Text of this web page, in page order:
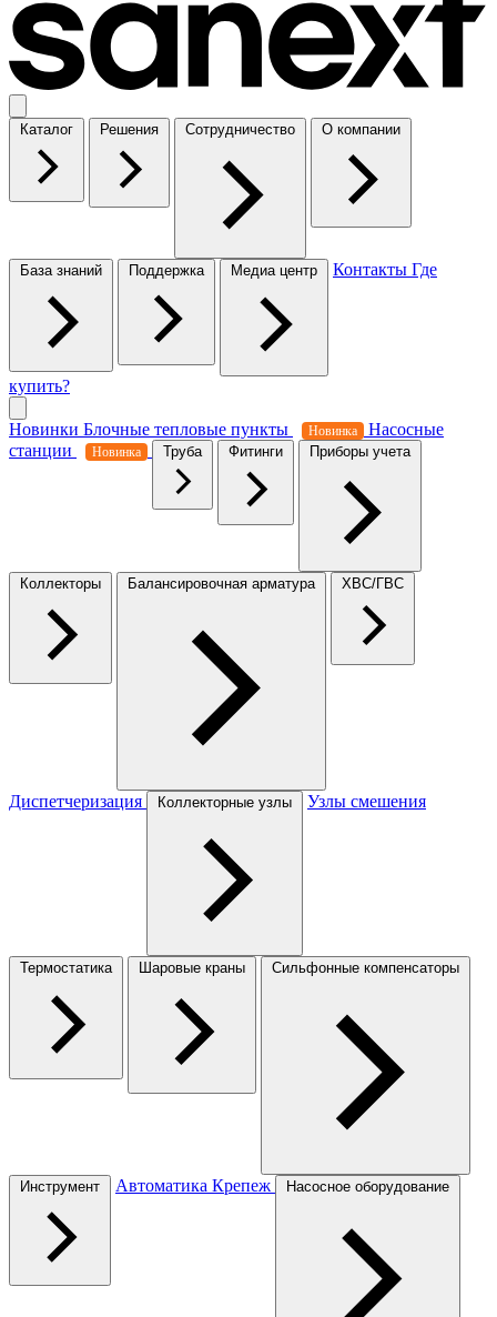
Каталог Решения Сотрудничество О компании
База знаний Поддержка Медиа центр Контакты Где
купить?
Новинки Блочные тепловые пункты Новинка
Насосные
станции
Новинка Труба Фитинги Приборы учета
Коллекторы Балансировочная арматура ХВС/ГВС
Диспетчеризация Коллекторные узлы Узлы смешения
Термостатика Шаровые краны Сильфонные компенсаторы
Инструмент Автоматика Крепеж Насосное оборудование